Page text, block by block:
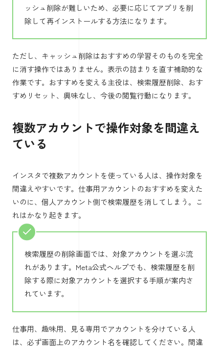
ッシュ削除が難しいため、必要に応じてアプリを削
除して再インストールする方法になります。
ただし、キャッシュ削除はおすすめの学習そのものを完全
に消す操作ではありません。表示の詰まりを直す補助的な
作業です。おすすめを変える主役は、検索履歴削除、おす
すめリセット、興味なし、今後の閲覧行動になります。
複数アカウントで操作対象を間違え
ている
インスタで複数アカウントを使っている人は、操作対象を
間違えやすいです。仕事用アカウントのおすすめを変えた
いのに、個人アカウント側で検索履歴を消してしまう。こ
れはかなり起きます。
検索履歴の削除画面では、対象アカウントを選ぶ流
れがあります。Meta公式ヘルプでも、検索履歴を削
除する際に対象アカウントを選択する手順が案内さ
れています。
仕事用、趣味用、見る専用でアカウントを分けている人
は、必ず画面上のアカウント名を確認してください。間違